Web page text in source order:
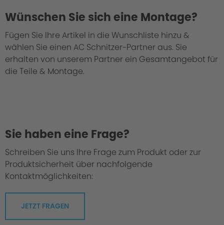
Wünschen Sie sich eine Montage?
Fügen Sie Ihre Artikel in die Wunschliste hinzu &
wählen Sie einen AC Schnitzer-Partner aus. Sie
erhalten von unserem Partner ein Gesamtangebot für
die Teile & Montage.
Sie haben eine Frage?
Schreiben Sie uns Ihre Frage zum Produkt oder zur
Produktsicherheit über nachfolgende
Kontaktmöglichkeiten:
JETZT FRAGEN